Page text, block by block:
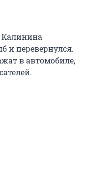
Калинина
и перевернулся.
в автомобиле,